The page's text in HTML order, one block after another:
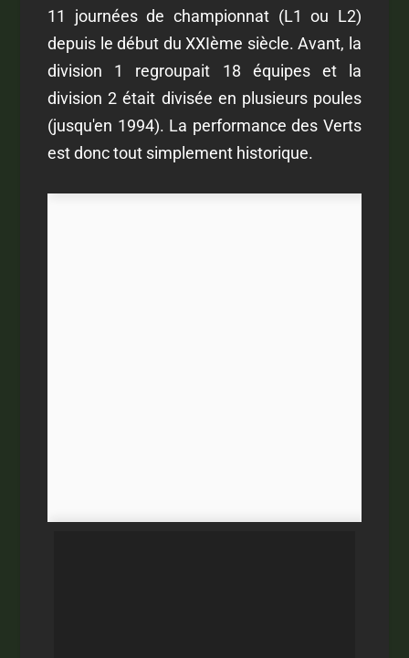
11 journées de championnat (L1 ou L2)
depuis le début du XXIème siècle. Avant, la
division 1 regroupait 18 équipes et la
division 2 était divisée en plusieurs poules
(jusqu'en 1994). La performance des Verts
est donc tout simplement historique.